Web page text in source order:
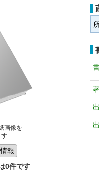
画像を
す
0件です